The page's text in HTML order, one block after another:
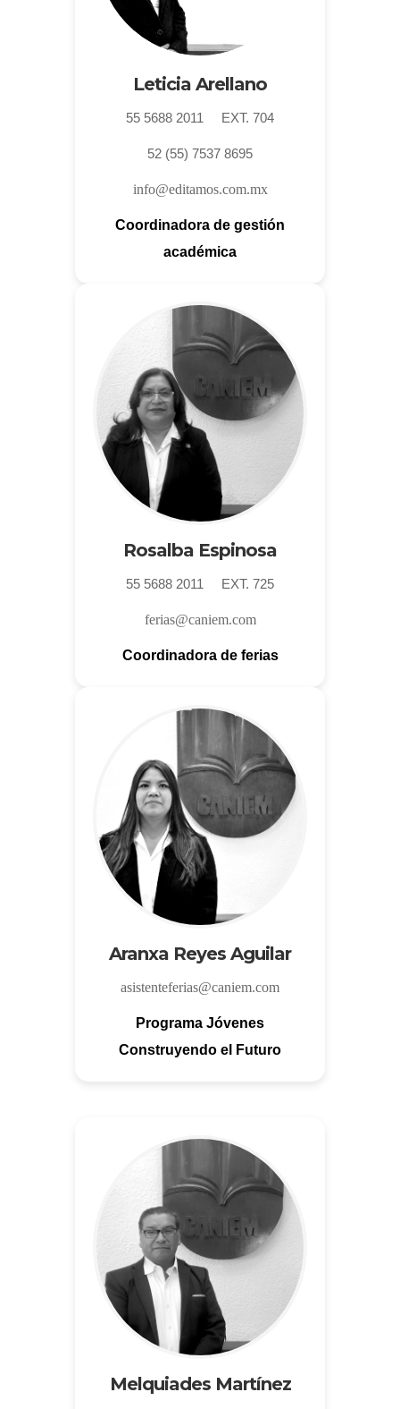
Leticia Arellano
55 5688 2011 EXT. 704
52 (55) 7537 8695
info@editamos.com.mx
Coordinadora de gestión
académica
Rosalba Espinosa
55 5688 2011 EXT. 725
ferias@caniem.com
Coordinadora de ferias
Aranxa Reyes Aguilar
asistenteferias@caniem.com
Programa Jóvenes
Construyendo el Futuro
Melquiades Martínez